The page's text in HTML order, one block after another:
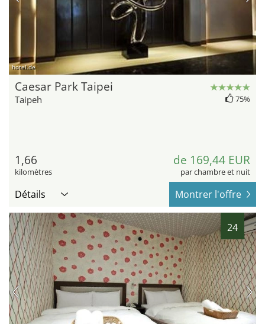
hotel.de
Caesar Park Taipei
Taipeh 75%
1,66
kilomètres
de 169,44 EUR
par chambre et nuit
Détails Montrer l'offre
24